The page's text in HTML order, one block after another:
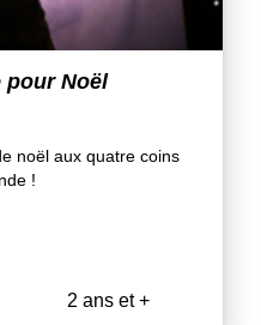
pour Noël
noël aux quatre coins
!
2 ans et +